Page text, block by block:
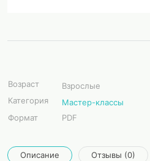
Возраст
Взрослые
Категория
Мастер-классы
Формат
PDF
Описание Отзывы (0)